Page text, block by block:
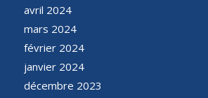
avril 2024
mars 2024
février 2024
janvier 2024
décembre 2023